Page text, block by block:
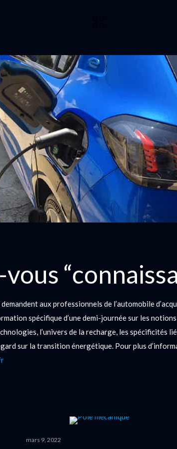
aux professionnels de l’automobile
spécifique d’une demi-journée sur les
l’univers de la recharge, les spécificités
sur la transition énergétique. Pour plus
mars 9, 2022